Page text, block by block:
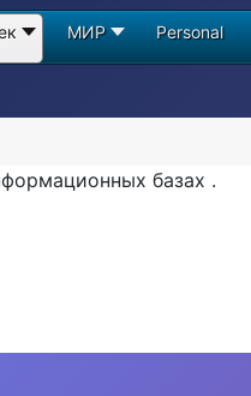
МИР Personal
базах .